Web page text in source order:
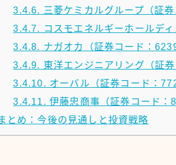
3.4.6. 三菱ケミカルグループ（証
3.4.7. コスモエネルギーホールデ
3.4.8. ナガオカ（証券コード：
3.4.9. 東洋エンジニアリング（証
3.4.10. オーバル（証券コード：
3.4.11. 伊藤忠商事（証券コード：
とめ：今後の見通しと投資戦略